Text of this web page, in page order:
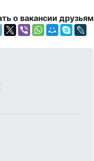
о вакансии друзьям